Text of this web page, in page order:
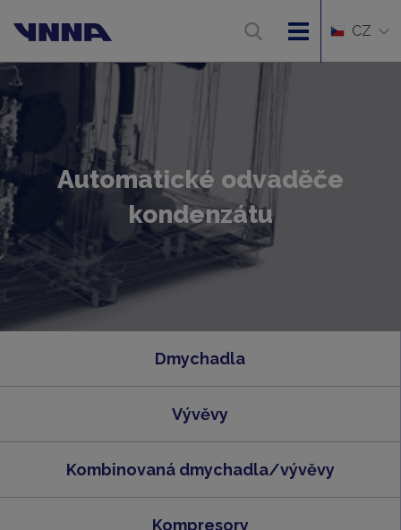
CZ
Automatické odvaděče
kondenzátu
Dmychadla
Vývěvy
Kombinovaná dmychadla/vývěvy
Kompresory